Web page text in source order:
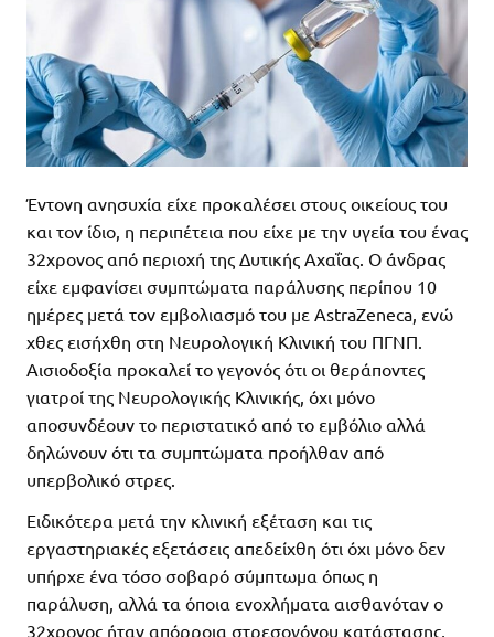
Έντονη ανησυχία είχε προκαλέσει στους οικείους του
και τον ίδιο, η περιπέτεια που είχε με την υγεία του ένας
32χρονος από περιοχή της Δυτικής Αχαΐας. Ο άνδρας
είχε εμφανίσει συμπτώματα παράλυσης περίπου 10
ημέρες μετά τον εμβολιασμό του με AstraZeneca, ενώ
χθες εισήχθη στη Νευρολογική Κλινική του ΠΓΝΠ.
Αισιοδοξία προκαλεί το γεγονός ότι οι θεράποντες
γιατροί της Νευρολογικής Κλινικής, όχι μόνο
αποσυνδέουν το περιστατικό από το εμβόλιο αλλά
δηλώνουν ότι τα συμπτώματα προήλθαν από
υπερβολικό στρες.
Ειδικότερα μετά την κλινική εξέταση και τις
εργαστηριακές εξετάσεις απεδείχθη ότι όχι μόνο δεν
υπήρχε ένα τόσο σοβαρό σύμπτωμα όπως η
παράλυση, αλλά τα όποια ενοχλήματα αισθανόταν ο
32χρονος ήταν απόρροια στρεσογόνου κατάστασης,